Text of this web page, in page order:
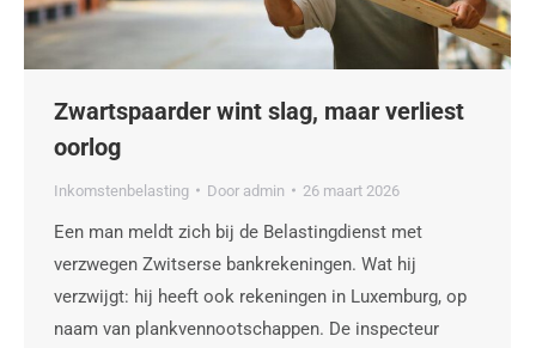
Zwartspaarder wint slag, maar verliest
oorlog
Inkomstenbelasting Door admin 26 maart 2026
Een man meldt zich bij de Belastingdienst met
verzwegen Zwitserse bankrekeningen. Wat hij
verzwijgt: hij heeft ook rekeningen in Luxemburg, op
naam van plankvennootschappen. De inspecteur